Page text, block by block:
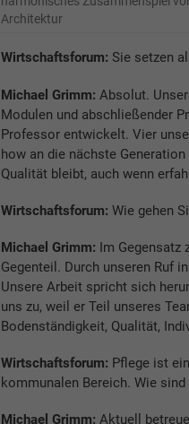
Architektur
Wirtschaftsforum: Sie setzen
Michael Grimm: Absolut.
Modulen und abschließender
Professor entwickelt. Vier
how an die nächste
Qualität bleibt, auch wenn
Wirtschaftsforum: Wie gehen
Michael Grimm: Im Gegensatz
Gegenteil. Durch unseren Ruf
Unsere Arbeit spricht sich
uns zu, weil er Teil unseres
Bodenständigkeit, Qualität,
Wirtschaftsforum: Pflege ist
kommunalen Bereich. Wie
Michael Grimm: Aktuell